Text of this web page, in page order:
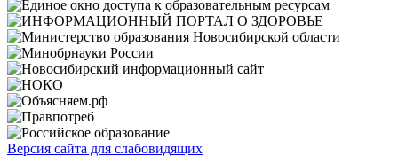
Версия сайта для слабовидящих